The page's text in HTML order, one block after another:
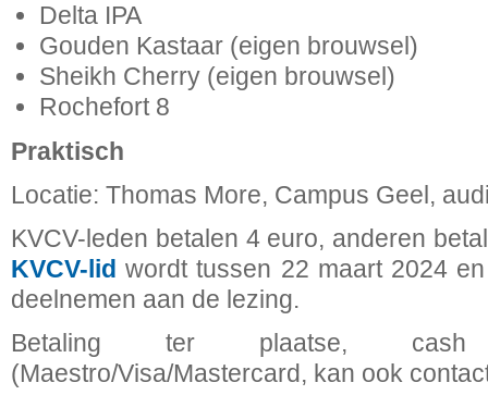
Delta IPA
Gouden Kastaar (eigen brouwsel)
Sheikh Cherry (eigen brouwsel)
Rochefort 8
Praktisch
Locatie: Thomas More, Campus Geel,
KVCV-leden betalen 4 euro, anderen
KVCV-lid wordt tussen 22 maart 2024
deelnemen aan de lezing.
Betaling ter plaatse, cash
(Maestro/Visa/Mastercard, kan ook